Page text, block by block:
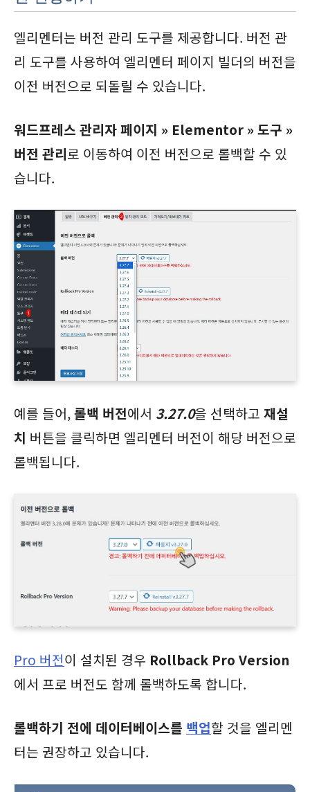
엘리멘터는 버전 관리 도구를 제공합니다. 버전 관
리 도구를 사용하여 엘리멘터 페이지 빌더의 버전을
이전 버전으로 되돌릴 수 있습니다.
워드프레스 관리자 페이지 » Elementor » 도구 »
버전 관리로 이동하여 이전 버전으로 롤백할 수 있
습니다.
예를 들어,롤백 버전에서 3.27.0을 선택하고 재설
치 버튼을 클릭하면 엘리멘터 버전이 해당 버전으로
롤백됩니다.
Pro 버전이 설치된 경우 Rollback Pro Version
에서 프로 버전도 함께 롤백하도록 합니다.
롤백하기 전에 데이터베이스를 백업할 것을 엘리멘
터는 권장하고 있습니다.